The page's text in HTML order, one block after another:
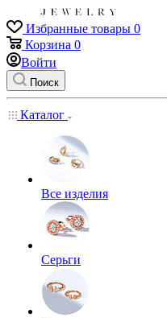
Избранные товары 0
Корзина 0
Войти
Поиск
Каталог
Все изделия
Серьги